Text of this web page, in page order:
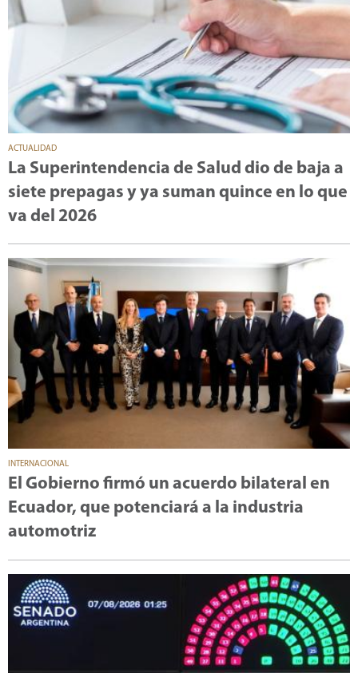
ACTUALIDAD
La Superintendencia de Salud dio de baja a
siete prepagas y ya suman quince en lo que
va del 2026
INTERNACIONAL
El Gobierno firmó un acuerdo bilateral en
Ecuador, que potenciará a la industria
automotriz